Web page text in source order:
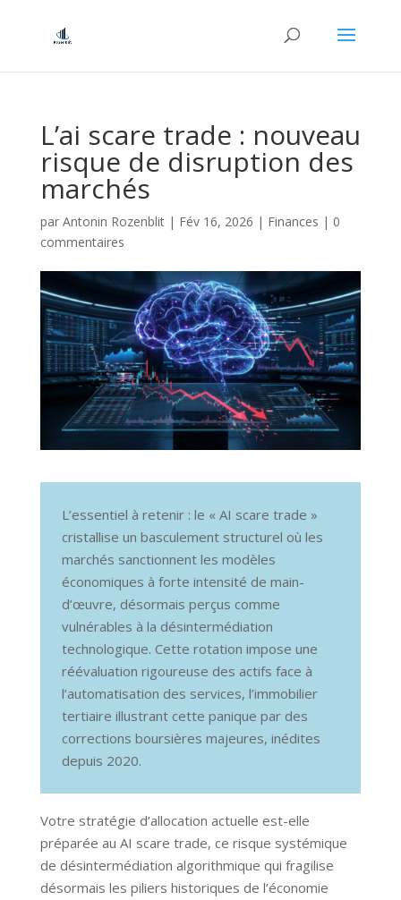
L’ai scare trade : nouveau
risque de disruption des
marchés
par Antonin Rozenblit| Fév 16, 2026 | Finances | 0
commentaires
L’essentiel à retenir : le « AI scare trade »
cristallise un basculement structurel où les
marchés sanctionnent les modèles
économiques à forte intensité de main-
d’œuvre, désormais perçus comme
vulnérables à la désintermédiation
technologique. Cette rotation impose une
réévaluation rigoureuse des actifs face à
l’automatisation des services, l’immobilier
tertiaire illustrant cette panique par des
corrections boursières majeures, inédites
depuis 2020.
Votre stratégie d’allocation actuelle est-elle
préparée au AI scare trade, ce risque systémique
de désintermédiation algorithmique qui fragilise
désormais les piliers historiques de l’économie